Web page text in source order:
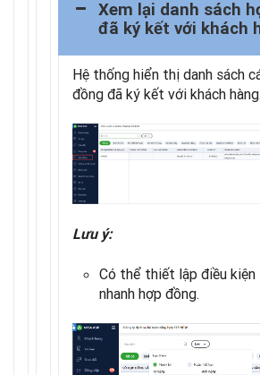
Xem lại danh sách
đã ký kết với khách
Hệ thống hiển thị danh sách
đồng đã ký kết với khách hàng.
Lưu ý:
Có thể thiết lập điều
nhanh hợp đồng.